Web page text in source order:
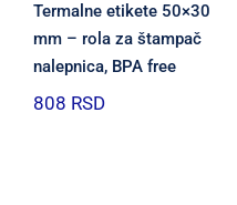
Termalne etikete 50×30
mm – rola za štampač
nalepnica, BPA free
808 RSD